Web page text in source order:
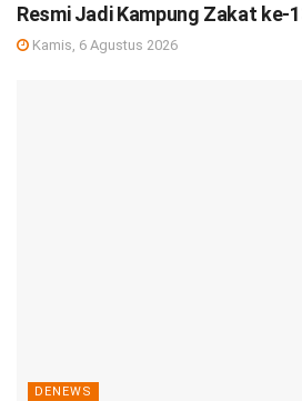
Resmi Jadi Kampung Zakat ke-
Kamis, 6 Agustus 2026
DENEWS